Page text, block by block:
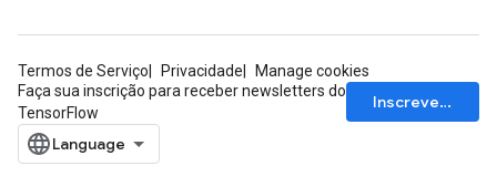
Termos de Serviço Privacidade
Manage cookies
Faça sua inscrição para receber newsletters do
TensorFlow
Inscrever-se